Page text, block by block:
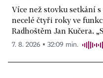
Více než stovku setkání
necelé čtyři roky ve
Radhoštěm Jan Kučera.
7. 8. 2026 ▪ 32:09 min.